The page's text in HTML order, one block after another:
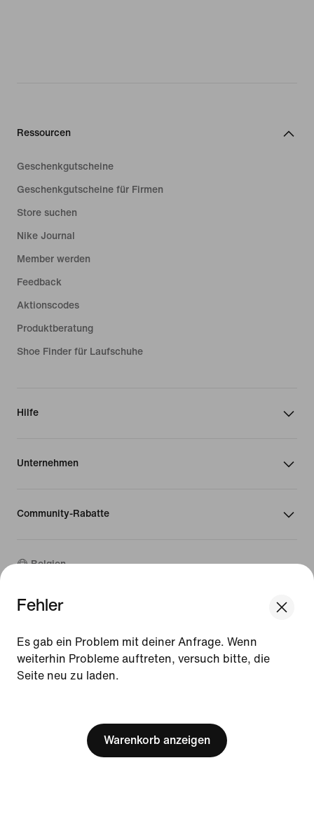
Update your location?
Belgien
Fehler
Es gab ein Problem mit deiner Anfrage. Wenn
weiterhin Probleme auftreten, versuch bitte, die
Seite neu zu laden.
Warenkorb anzeigen
Ressourcen
Geschenkgutscheine
Geschenkgutscheine für Firmen
Store suchen
Nike Journal
Member werden
Feedback
Aktionscodes
Produktberatung
Shoe Finder für Laufschuhe
Hilfe
Unternehmen
Community-Rabatte
Belgien
© 2026Nike, Inc. Alle Rechte vorbehalten
Nutzungsbedingungen
Verkaufsbedingungen
Impressum